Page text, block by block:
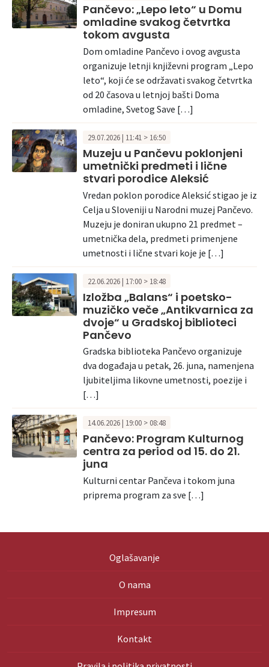
Pančevo: „Lepo leto“ u Domu
omladine svakog četvrtka
tokom avgusta
Dom omladine Pančevo i ovog avgusta
organizuje letnji književni program „Lepo
leto“, koji će se održavati svakog četvrtka
od 20 časova u letnjoj bašti Doma
omladine, Svetog Save […]
29.07.2026 | 11:41 > 16:50
Muzeju u Pančevu poklonjeni
umetnički predmeti i lične
stvari porodice Aleksić
Vredan poklon porodice Aleksić stigao je iz
Celja u Sloveniji u Narodni muzej Pančevo.
Muzeju je doniran ukupno 21 predmet –
umetnička dela, predmeti primenjene
umetnosti i lične stvari koje je […]
22.06.2026 | 17:00 > 18:48
Izložba „Balans“ i poetsko-
muzičko veče „Antikvarnica za
dvoje“ u Gradskoj biblioteci
Pančevo
Gradska biblioteka Pančevo organizuje
dva događaja u petak, 26. juna, namenjena
ljubiteljima likovne umetnosti, poezije i
[…]
14.06.2026 | 19:00 > 08:48
Pančevo: Program Kulturnog
centra za period od 15. do 21.
juna
Kulturni centar Pančeva i tokom juna
priprema program za sve […]
Oglašavanje
O nama
Impresum
Kontakt